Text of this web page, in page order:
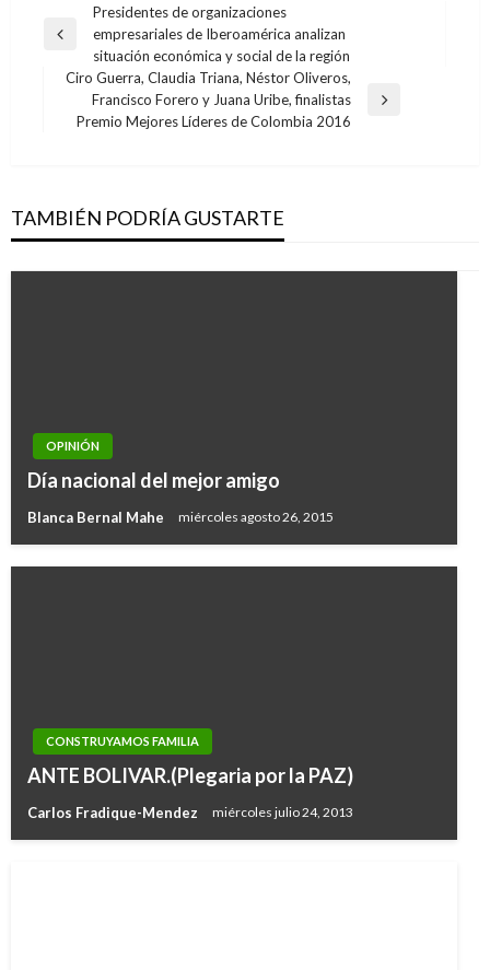
Navegación
de
entradas
Entrada
Presidentes de organizaciones
empresariales de Iberoamérica analizan
situación económica y social de la región
Entrada
siguiente
Ciro Guerra, Claudia Triana, Néstor Oliveros,
Francisco Forero y Juana Uribe, finalistas
Premio Mejores Líderes de Colombia 2016
TAMBIÉN PODRÍA GUSTARTE
OPINIÓN
Día nacional del mejor amigo
Blanca Bernal Mahe miércoles agosto 26, 2015
CONSTRUYAMOS FAMILIA
ANTE BOLIVAR.(Plegaria por la PAZ)
Carlos Fradique-Mendez miércoles julio 24, 2013